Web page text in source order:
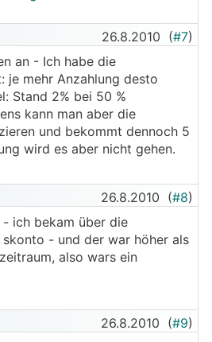
26.8.2010 (#7)
an - Ich habe die
je mehr Anzahlung desto
Stand 2% bei 50 %
kann man aber die
und bekommt dennoch 5
wird es aber nicht gehen.
26.8.2010 (#8)
ich bekam über die
- und der war höher als
also wars ein
26.8.2010 (#9)